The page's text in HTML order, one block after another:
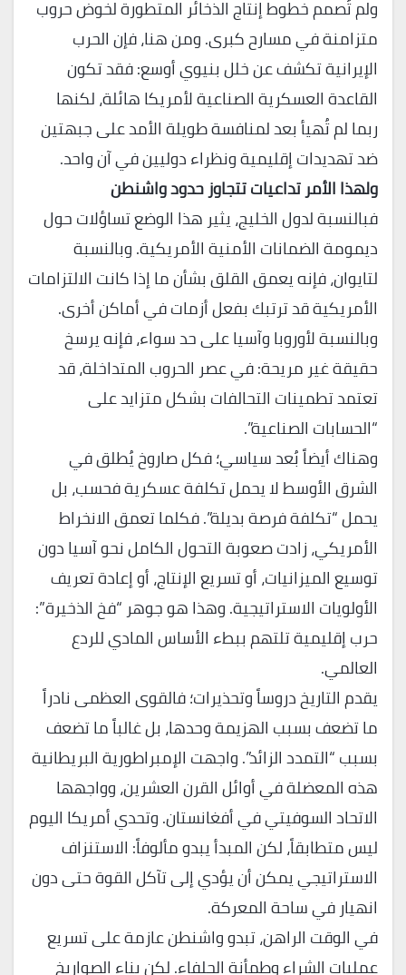
ولم تُصمم خطوط إنتاج الذخائر المتطورة لخوض حروب
متزامنة في مسارح كبرى. ومن هنا، فإن الحرب
الإيرانية تكشف عن خلل بنيوي أوسع: فقد تكون
القاعدة العسكرية الصناعية لأمريكا هائلة، لكنها
ربما لم تُهيأ بعد لمنافسة طويلة الأمد على جبهتين
ضد تهديدات إقليمية ونظراء دوليين في آن واحد.
ولهذا الأمر تداعيات تتجاوز حدود واشنطن
​فبالنسبة لدول الخليج، يثير هذا الوضع تساؤلات حول
ديمومة الضمانات الأمنية الأمريكية. وبالنسبة
لتايوان، فإنه يعمق القلق بشأن ما إذا كانت الالتزامات
الأمريكية قد ترتبك بفعل أزمات في أماكن أخرى.
وبالنسبة لأوروبا وآسيا على حد سواء، فإنه يرسخ
حقيقة غير مريحة: في عصر الحروب المتداخلة، قد
تعتمد تطمينات التحالفات بشكل متزايد على
“الحسابات الصناعية”.
​وهناك أيضاً بُعد سياسي؛ فكل صاروخ يُطلق في
الشرق الأوسط لا يحمل تكلفة عسكرية فحسب، بل
يحمل “تكلفة فرصة بديلة”. فكلما تعمق الانخراط
الأمريكي، زادت صعوبة التحول الكامل نحو آسيا دون
توسيع الميزانيات، أو تسريع الإنتاج، أو إعادة تعريف
الأولويات الاستراتيجية. وهذا هو جوهر “فخ الذخيرة”:
حرب إقليمية تلتهم ببطء الأساس المادي للردع
العالمي.
​يقدم التاريخ دروساً وتحذيرات؛ فالقوى العظمى نادراً
ما تضعف بسبب الهزيمة وحدها، بل غالباً ما تضعف
بسبب “التمدد الزائد”. واجهت الإمبراطورية البريطانية
هذه المعضلة في أوائل القرن العشرين، وواجهها
الاتحاد السوفيتي في أفغانستان. وتحدي أمريكا اليوم
ليس متطابقاً، لكن المبدأ يبدو مألوفاً: الاستنزاف
الاستراتيجي يمكن أن يؤدي إلى تآكل القوة حتى دون
انهيار في ساحة المعركة.
​في الوقت الراهن، تبدو واشنطن عازمة على تسريع
عمليات الشراء وطمأنة الحلفاء. لكن بناء الصواريخ